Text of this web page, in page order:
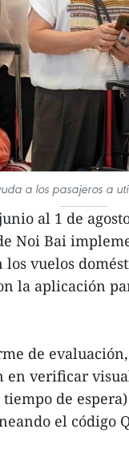
a los pasajeros a
al 1 de
Noi Bai
los vuelos
la aplicación
de
en verificar
de
el código